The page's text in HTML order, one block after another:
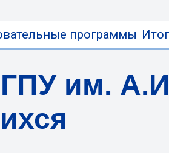
программы
им.